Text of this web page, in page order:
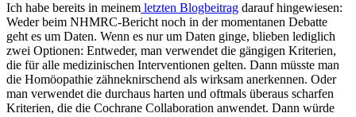
Ich habe bereits in meinem letzten Blogbeitrag darauf hingewiesen:
Weder beim NHMRC-Bericht noch in der momentanen Debatte
geht es um Daten. Wenn es nur um Daten ginge, blieben lediglich
zwei Optionen: Entweder, man verwendet die gängigen Kriterien,
die für alle medizinischen Interventionen gelten. Dann müsste man
die Homöopathie zähneknirschend als wirksam anerkennen. Oder
man verwendet die durchaus harten und oftmals überaus scharfen
Kriterien, die die Cochrane Collaboration anwendet. Dann würde